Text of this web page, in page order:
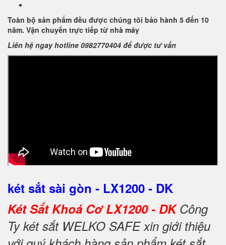
Toàn bộ sản phẩm đều được chúng tôi bảo hành 5 đến 10
năm. Vận chuyển trực tiếp từ nhà máy
Liên hệ ngay hotline 0982770404 để được tư vấn
két sắt sài gòn - LX1200 - DK
Két Sắt Khoá Cơ LX1200 - DKCông
Ty két sắt WELKO SAFE xin giới thiệu